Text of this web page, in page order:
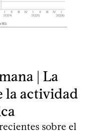
| La
la actividad
sobre el